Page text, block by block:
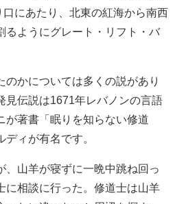
にあたり、北東の紅海から南西
るようにグレート・リフト・バ
のかについては多くの説があり
見伝説は1671年レバノンの言語
が著書「眠りを知らない修道
ィが有名です。
、山羊が寝ずに一晩中跳ね回っ
に相談に行った。修道士は山羊